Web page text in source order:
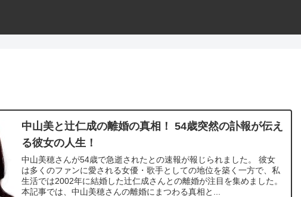
中山美と辻仁成の離婚の真相！ 54歳突然の訃報が伝え
る彼女の人生！
中山美穂さんが54歳で急逝されたとの速報が報じられました。 彼女
は多くのファンに愛される女優・歌手としての地位を築く一方で、私
生活では2002年に結婚した辻仁成さんとの離婚が注目を集めました。
本記事では、中山美穂さんの離婚にまつわる真相と...